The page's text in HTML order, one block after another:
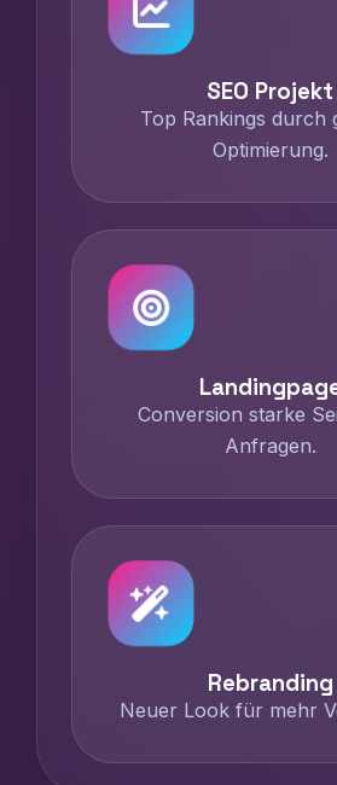
SEO Projekt
Top Rankings durch
Optimierung.
Conversion starke
Anfragen.
Rebranding
Neuer Look für mehr